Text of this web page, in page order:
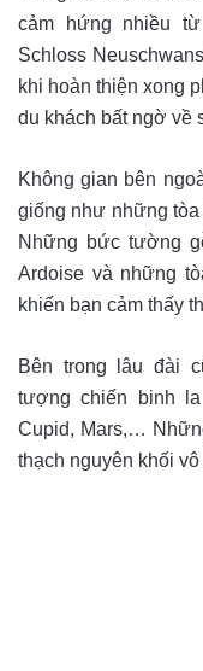
cảm hứng nhiều
Schloss
khi hoàn thiện xong
du khách bất ngờ về
Không gian bên
giống như những tòa
Những bức tường
Ardoise và những
khiến bạn cảm thấy
Bên trong lâu đài
tượng chiến binh
Cupid, Mars,…
thạch nguyên khối